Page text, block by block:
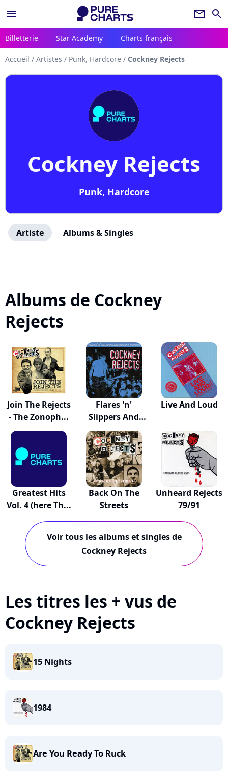
menu newsletter search
Billetterie Star Academy Charts français
Accueil / Artistes / Punk, Hardcore / Cockney Rejects
Cockney Rejects
Punk, Hardcore
Artiste Albums & Singles
Albums de Cockney
Rejects
Join The Rejects
- The Zonoph...
Flares 'n'
Slippers And
Unhea...
Live And Loud
Greatest Hits
Vol. 4 (here Th...
Back On The
Streets
Unheard Rejects
79/91
Voir tous les albums et singles de
Cockney Rejects
Les titres les + vus de
Cockney Rejects
15 Nights
1984
Are You Ready To Ruck